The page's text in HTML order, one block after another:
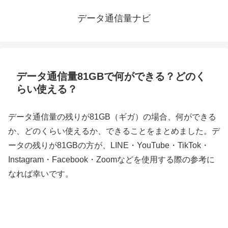
データ通信量ナビ
データ通信量81GBで何ができる？どのく
らい使える？
データ通信量の残りが81GB（ギガ）の場合、何ができる
か、どのくらい使えるか、できることをまとめました。デ
ータの残りが81GBの方が、LINE・YouTube・TikTok・
Instagram・Facebook・Zoomなどを使用する際の参考に
なれば幸いです。